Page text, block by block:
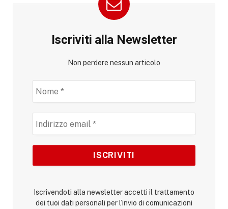
Iscriviti alla Newsletter
Non perdere nessun articolo
Iscrivendoti alla newsletter accetti il trattamento
dei tuoi dati personali per l’invio di comunicazioni